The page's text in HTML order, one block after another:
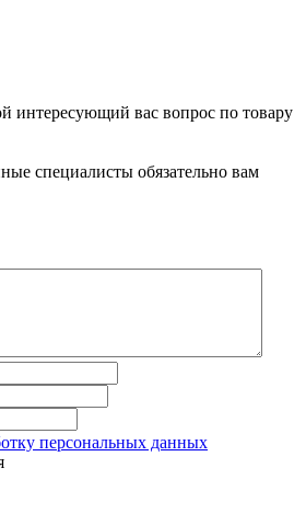
интересующий вас вопрос по товару
специалисты обязательно вам
персональных данных